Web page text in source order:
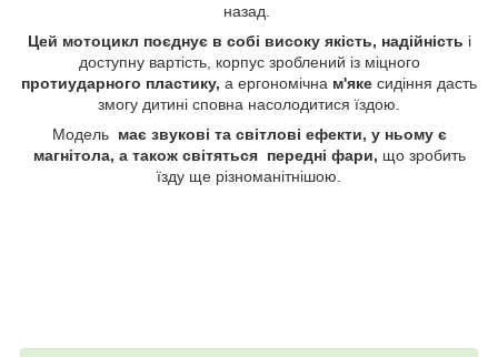
назад.
Цей мотоцикл поєднує в собі високу якість, надійність і
доступну вартість, корпус зроблений із міцного
протиударного пластику, а ергономічна м'яке сидіння дасть
змогу дитині сповна насолодитися їздою.
Модель має звукові та світлові ефекти, у ньому є
магнітола, а також світяться передні фари, що зробить
їзду ще різноманітнішою.